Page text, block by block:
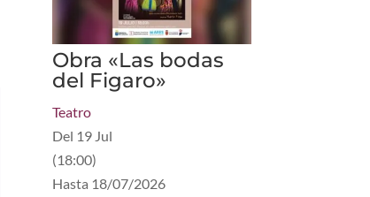
Obra «Las bodas
del Figaro»
Teatro
Del 19 Jul
(18:00)
Hasta 18/07/2026